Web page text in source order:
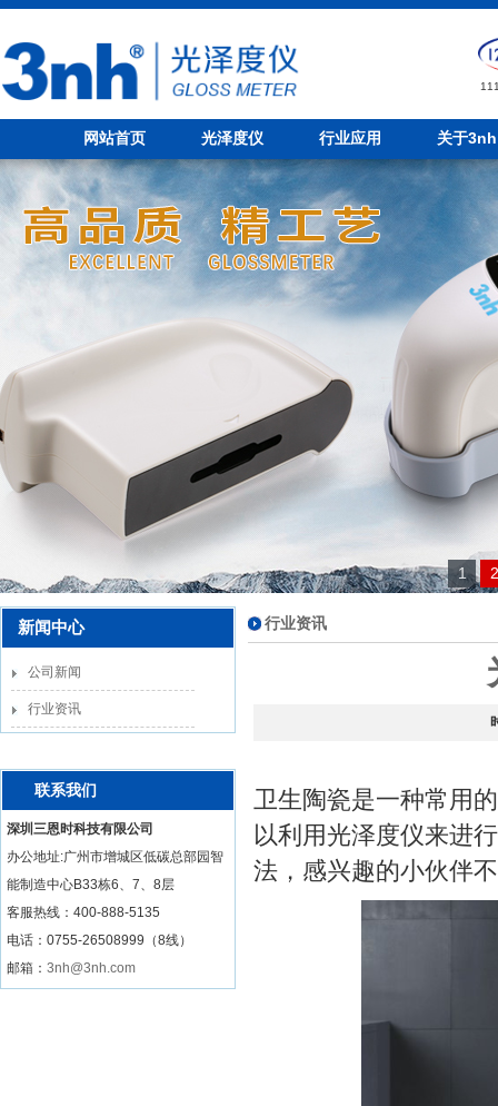
网站首页 光泽度仪 行业应用 关于3nh
1 2
新闻中心
公司新闻
行业资讯
联系我们
深圳三恩时科技有限公司
办公地址:广州市增城区低碳总部园智
能制造中心B33栋6、7、8层
客服热线： 400-888-5135
电话：0755-26508999（8线）
邮箱： 3nh@3nh.com
行业资讯
卫生陶瓷是一种常用
以利用光泽度仪来进
法，感兴趣的小伙伴